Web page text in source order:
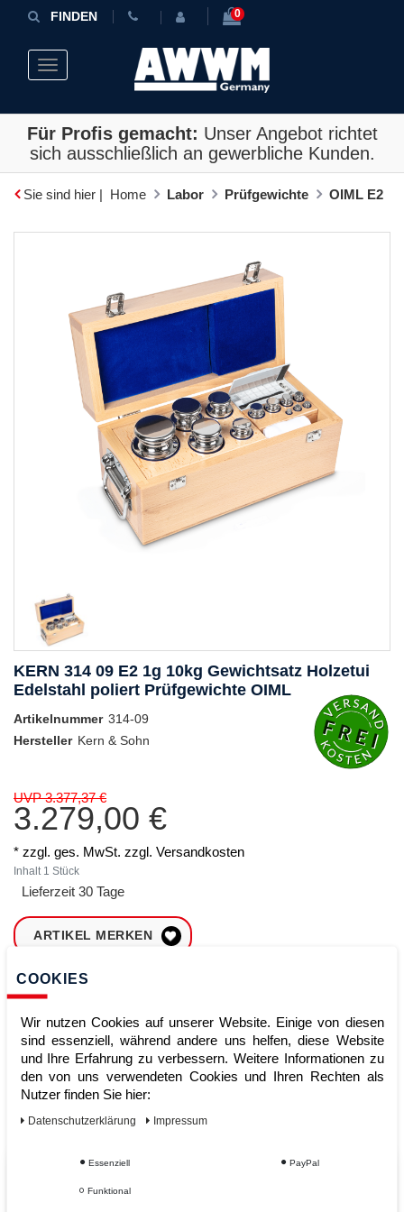
FINDEN 0
Toggle navigation
Für Profis gemacht: Unser Angebot richtet
sich ausschließlich an gewerbliche Kunden.
Sie sind hier | Home Labor Prüfgewichte OIML E2
KERN 314 09 E2 1g 10kg Gewichtsatz Holzetui
Edelstahl poliert Prüfgewichte OIML
Artikelnummer 314-09
Hersteller Kern & Sohn
UVP 3.377,37 €
3.279,00 €
* zzgl. ges. MwSt. zzgl. Versandkosten
Inhalt 1 Stück
Lieferzeit 30 Tage
ARTIKEL MERKEN
ZUM WARENKORB
Sofort lieferbar
Kauf auf Rechnung
COOKIES
Wir nutzen Cookies auf unserer Website. Einige von diesen
sind essenziell, während andere uns helfen, diese Website
und Ihre Erfahrung zu verbessern. Weitere Informationen zu
den von uns verwendeten Cookies und Ihren Rechten als
Nutzer finden Sie hier:
Daten­schutz­erklärung Impressum
Essenziell PayPal
Funktional